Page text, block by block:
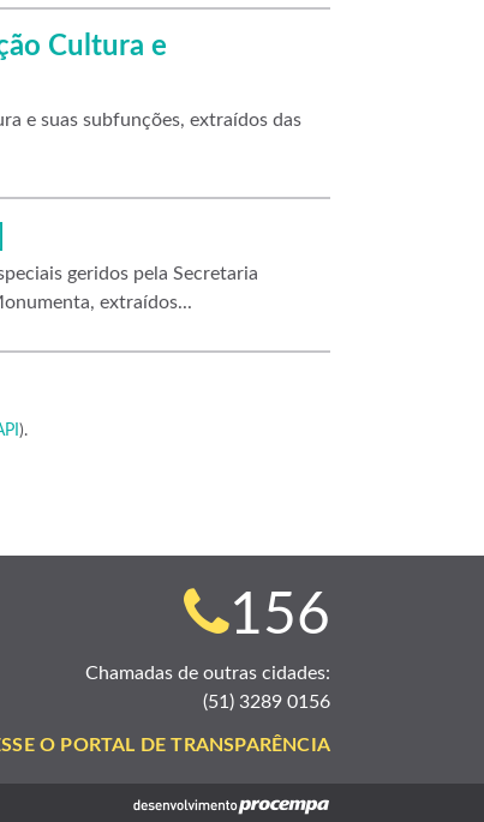
Cultura e
e suas subfunções, extraídos das
geridos pela Secretaria
extraídos...
).
Telefone
para
contato:
156
Chamadas de outras cidades:
(51) 3289 0156
O PORTAL DE TRANSPARÊNCIA